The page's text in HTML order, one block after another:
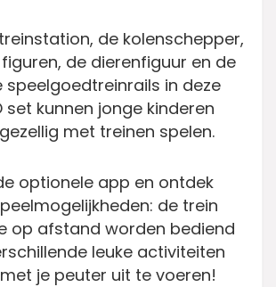
de kolenschepper,
figuren, de dierenfiguur en de
speelgoedtreinrails in deze
set kunnen jonge kinderen
met treinen spelen.
optionele app en ontdek
de trein
op afstand worden bediend
leuke activiteiten
je peuter uit te voeren!